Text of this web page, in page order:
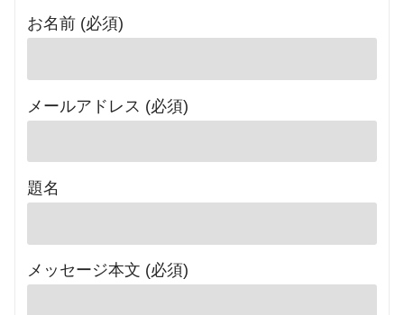
お名前 (必須)
メールアドレス (必須)
題名
メッセージ本文 (必須)